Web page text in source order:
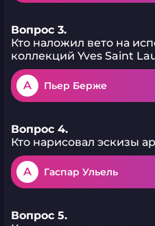
Вопрос 3.
Кто наложил вето на
коллекций Yves Saint
A Пьер Берже
Вопрос 4.
Кто нарисовал эскизы
A Гаспар Ульель
Вопрос 5.